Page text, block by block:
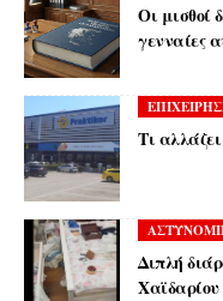
Οι μισθοί
γενναίες
Τι
Διπλή
Χαϊδαρίου